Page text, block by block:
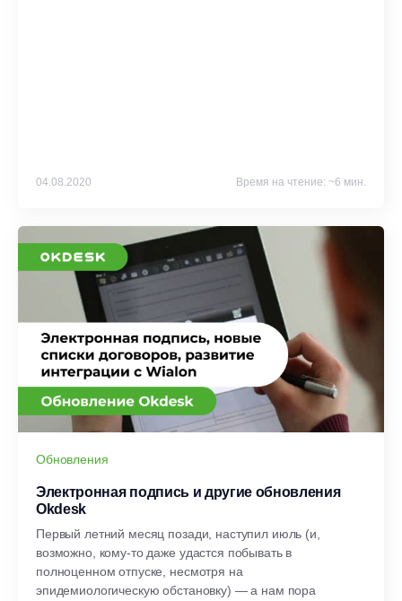
04.08.2020 Время на чтение: ~6 мин.
Обновления
Электронная подпись и другие обновления
Okdesk
Первый летний месяц позади, наступил июль (и,
возможно, кому-то даже удастся побывать в
полноценном отпуске, несмотря на
эпидемиологическую обстановку) — а нам пора